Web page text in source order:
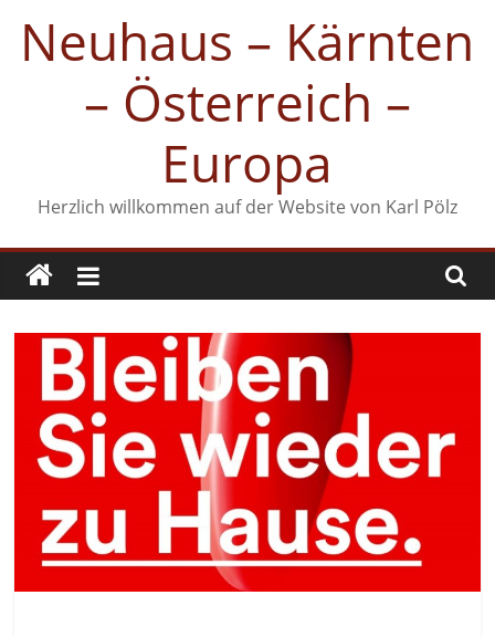
Inhalt
springen
Neuhaus – Kärnten
– Österreich –
Europa
Herzlich willkommen auf der Website von Karl Pölz